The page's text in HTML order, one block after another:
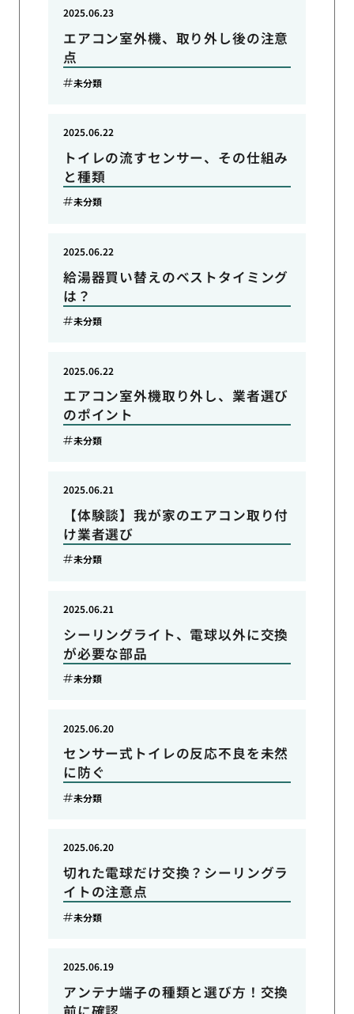
エアコン室外機、取り外し後の注意
点
2025.06.23
未分類
トイレの流すセンサー、その仕組み
と種類
2025.06.22
未分類
給湯器買い替えのベストタイミング
は？
2025.06.22
未分類
エアコン室外機取り外し、業者選び
のポイント
2025.06.22
未分類
【体験談】我が家のエアコン取り付
け業者選び
2025.06.21
未分類
シーリングライト、電球以外に交換
が必要な部品
2025.06.21
未分類
センサー式トイレの反応不良を未然
に防ぐ
2025.06.20
未分類
切れた電球だけ交換？シーリングラ
イトの注意点
2025.06.20
未分類
アンテナ端子の種類と選び方！交換
2025.06.19